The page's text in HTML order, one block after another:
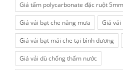
Giá tấm polycarbonate đặc ruột 5mm
Giá vải bạt che nắng mưa Giá vải
Giá vải bạt mái che tại bình dương
Giá vải dù chống thấm nước